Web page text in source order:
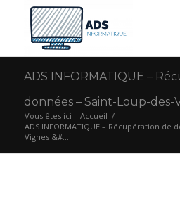
ADS INFORMATIQUE –
données – Saint-Loup-des-
Vous êtes ici : Accueil /
ADS INFORMATIQUE – Récupération de
Vignes &#...